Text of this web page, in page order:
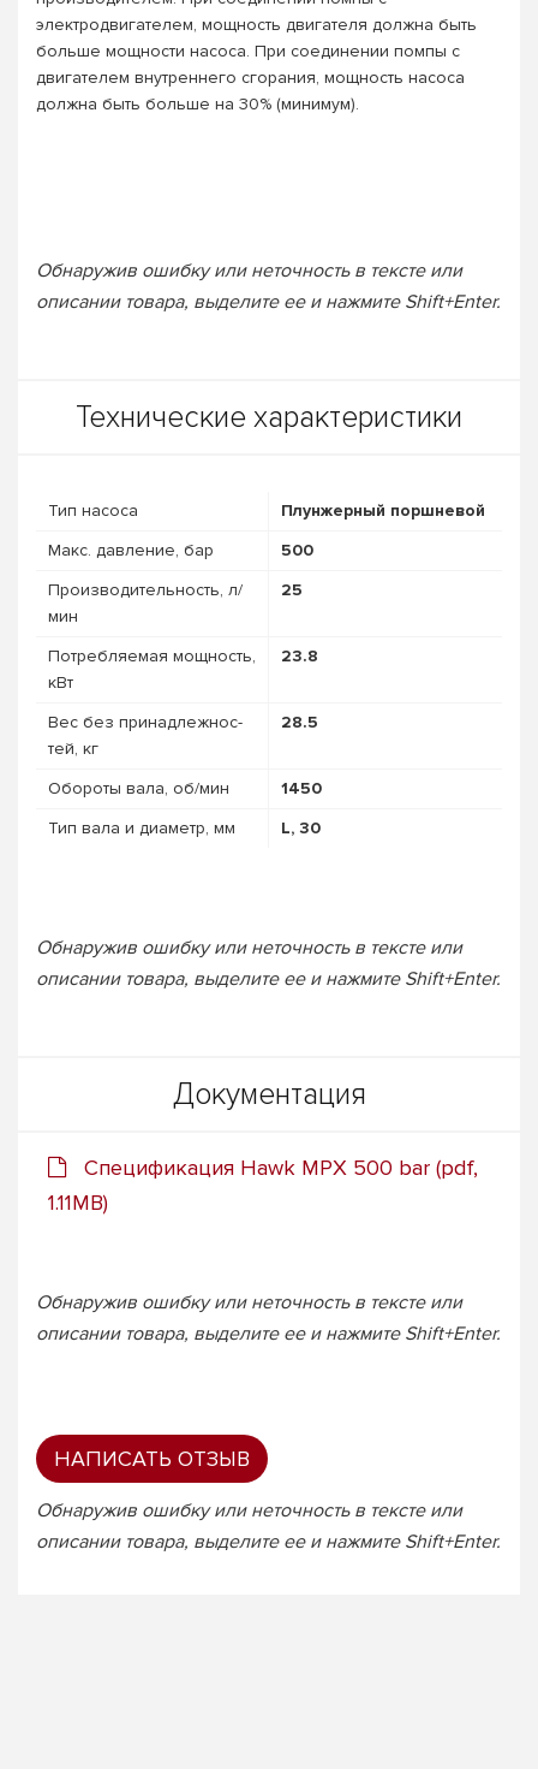
электродвигателем, мощность двигателя должна быть
больше мощности насоса. При соединении помпы с
двигателем внутреннего сгорания, мощность насоса
должна быть больше на 30% (минимум).
Обнаружив ошибку или неточность в тексте или
описании товара, выделите ее и нажмите Shift+Enter.
Технические характеристики
Тип насоса
Плунжерный поршневой
Макс. давление, бар
500
Про­из­во­дитель­ность, л/
мин
25
Потребляемая мощность,
кВт
23.8
Вес без при­над­лежнос­
тей, кг
28.5
Обороты вала, об/мин
1450
Тип вала и диаметр, мм
L, 30
Обнаружив ошибку или неточность в тексте или
описании товара, выделите ее и нажмите Shift+Enter.
Документация
Спецификация Hawk MPX 500 bar (pdf,
1.11MB)
Обнаружив ошибку или неточность в тексте или
описании товара, выделите ее и нажмите Shift+Enter.
НАПИСАТЬ ОТЗЫВ
Обнаружив ошибку или неточность в тексте или
описании товара, выделите ее и нажмите Shift+Enter.